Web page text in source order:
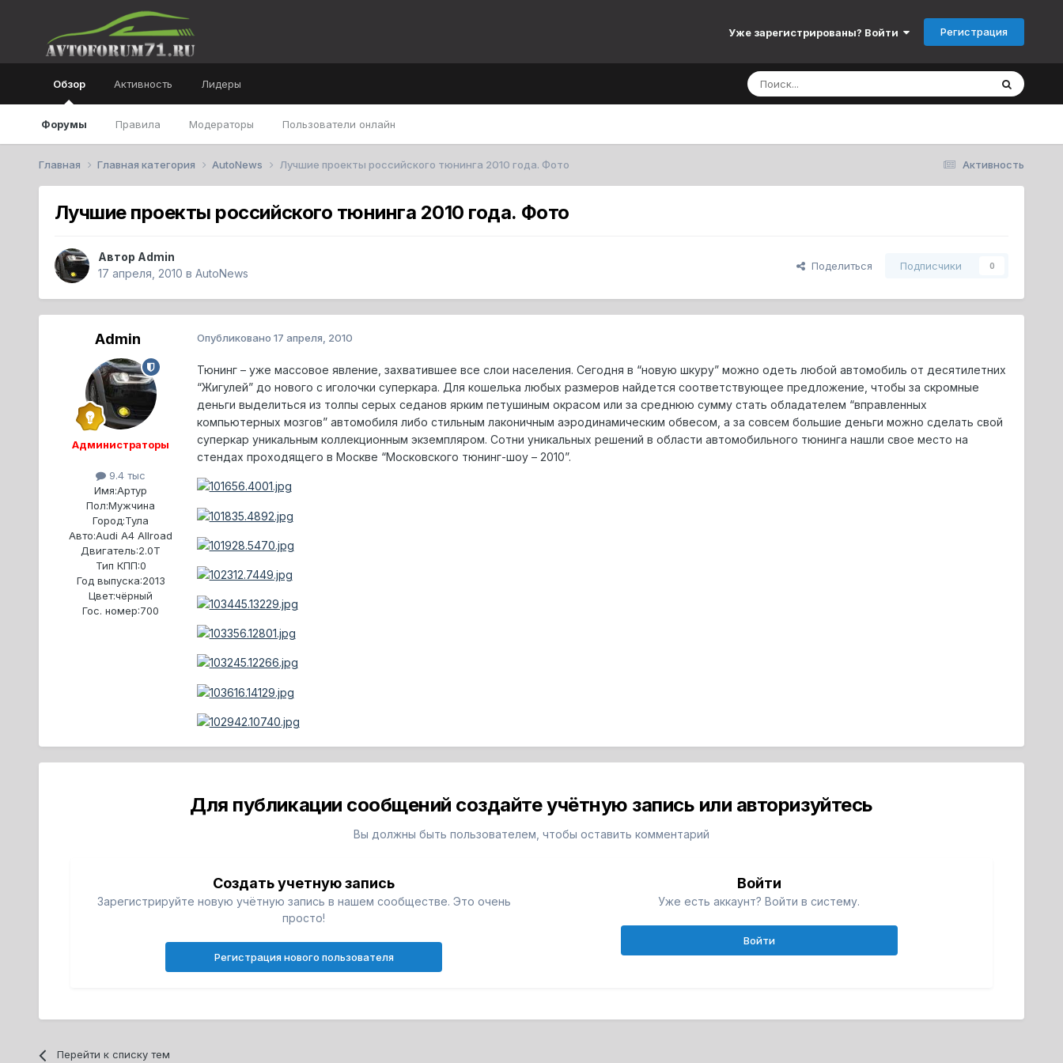
Уже зарегистрированы? Войти Регистрация
Обзор
Форумы Правила Модераторы Пользователи онлайн
Активность Лидеры
Активность
Главная Главная категория AutoNews Лучшие проекты российского тюнинга 2010 года. Фото
Лучшие проекты российского тюнинга 2010 года. Фото
Автор Admin
17 апреля, 2010 в AutoNews
Поделиться Подписчики 0
Admin
Администраторы
9.4 тыс
Имя:Артур
Пол:Мужчина
Город:Тула
Авто:Audi A4 Allroad
Двигатель:2.0T
Тип КПП:0
Год выпуска:2013
Цвет:чёрный
Гос. номер:700
Опубликовано 17 апреля, 2010
Тюнинг – уже массовое явление, захватившее все слои населения. Сегодня в “новую шкуру” можно одеть любой автомобиль от десятилетних
“Жигулей” до нового с иголочки суперкара. Для кошелька любых размеров найдется соответствующее предложение, чтобы за скромные
деньги выделиться из толпы серых седанов ярким петушиным окрасом или за среднюю сумму стать обладателем “вправленных
компьютерных мозгов” автомобиля либо стильным лаконичным аэродинамическим обвесом, а за совсем большие деньги можно сделать свой
суперкар уникальным коллекционным экземпляром. Сотни уникальных решений в области автомобильного тюнинга нашли свое место на
стендах проходящего в Москве “Московского тюнинг-шоу – 2010”.
Для публикации сообщений создайте учётную запись или авторизуйтесь
Вы должны быть пользователем, чтобы оставить комментарий
Создать учетную запись
Зарегистрируйте новую учётную запись в нашем сообществе. Это очень
просто!
Регистрация нового пользователя
Войти
Уже есть аккаунт? Войти в систему.
Войти
Перейти к списку тем